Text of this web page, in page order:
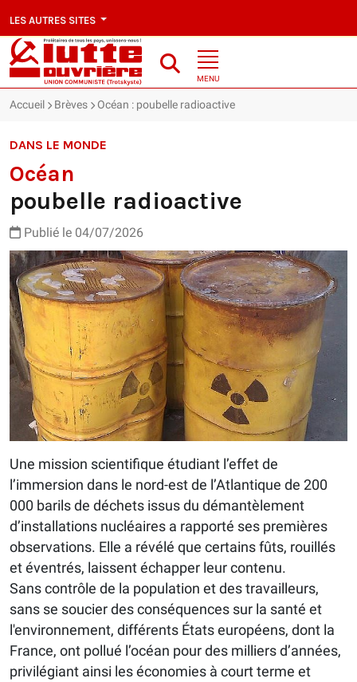
LES AUTRES SITES
MENU
Accueil Brèves Océan : poubelle radioactive
DANS LE MONDE
Océan
poubelle radioactive
Publié le 04/07/2026
Une mission scientifique étudiant l’effet de
l’immersion dans le nord-est de l’Atlantique de 200
000 barils de déchets issus du démantèlement
d’installations nucléaires a rapporté ses premières
observations. Elle a révélé que certains fûts, rouillés
et éventrés, laissent échapper leur contenu.
Sans contrôle de la population et des travailleurs,
sans se soucier des conséquences sur la santé et
l'environnement, différents États européens, dont la
France, ont pollué l’océan pour des milliers d’années,
privilégiant ainsi les économies à court terme et